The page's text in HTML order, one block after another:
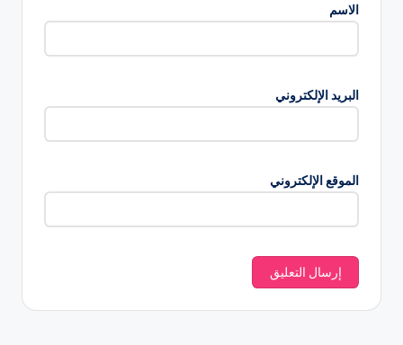
الاسم
البريد الإلكتروني
الموقع الإلكتروني